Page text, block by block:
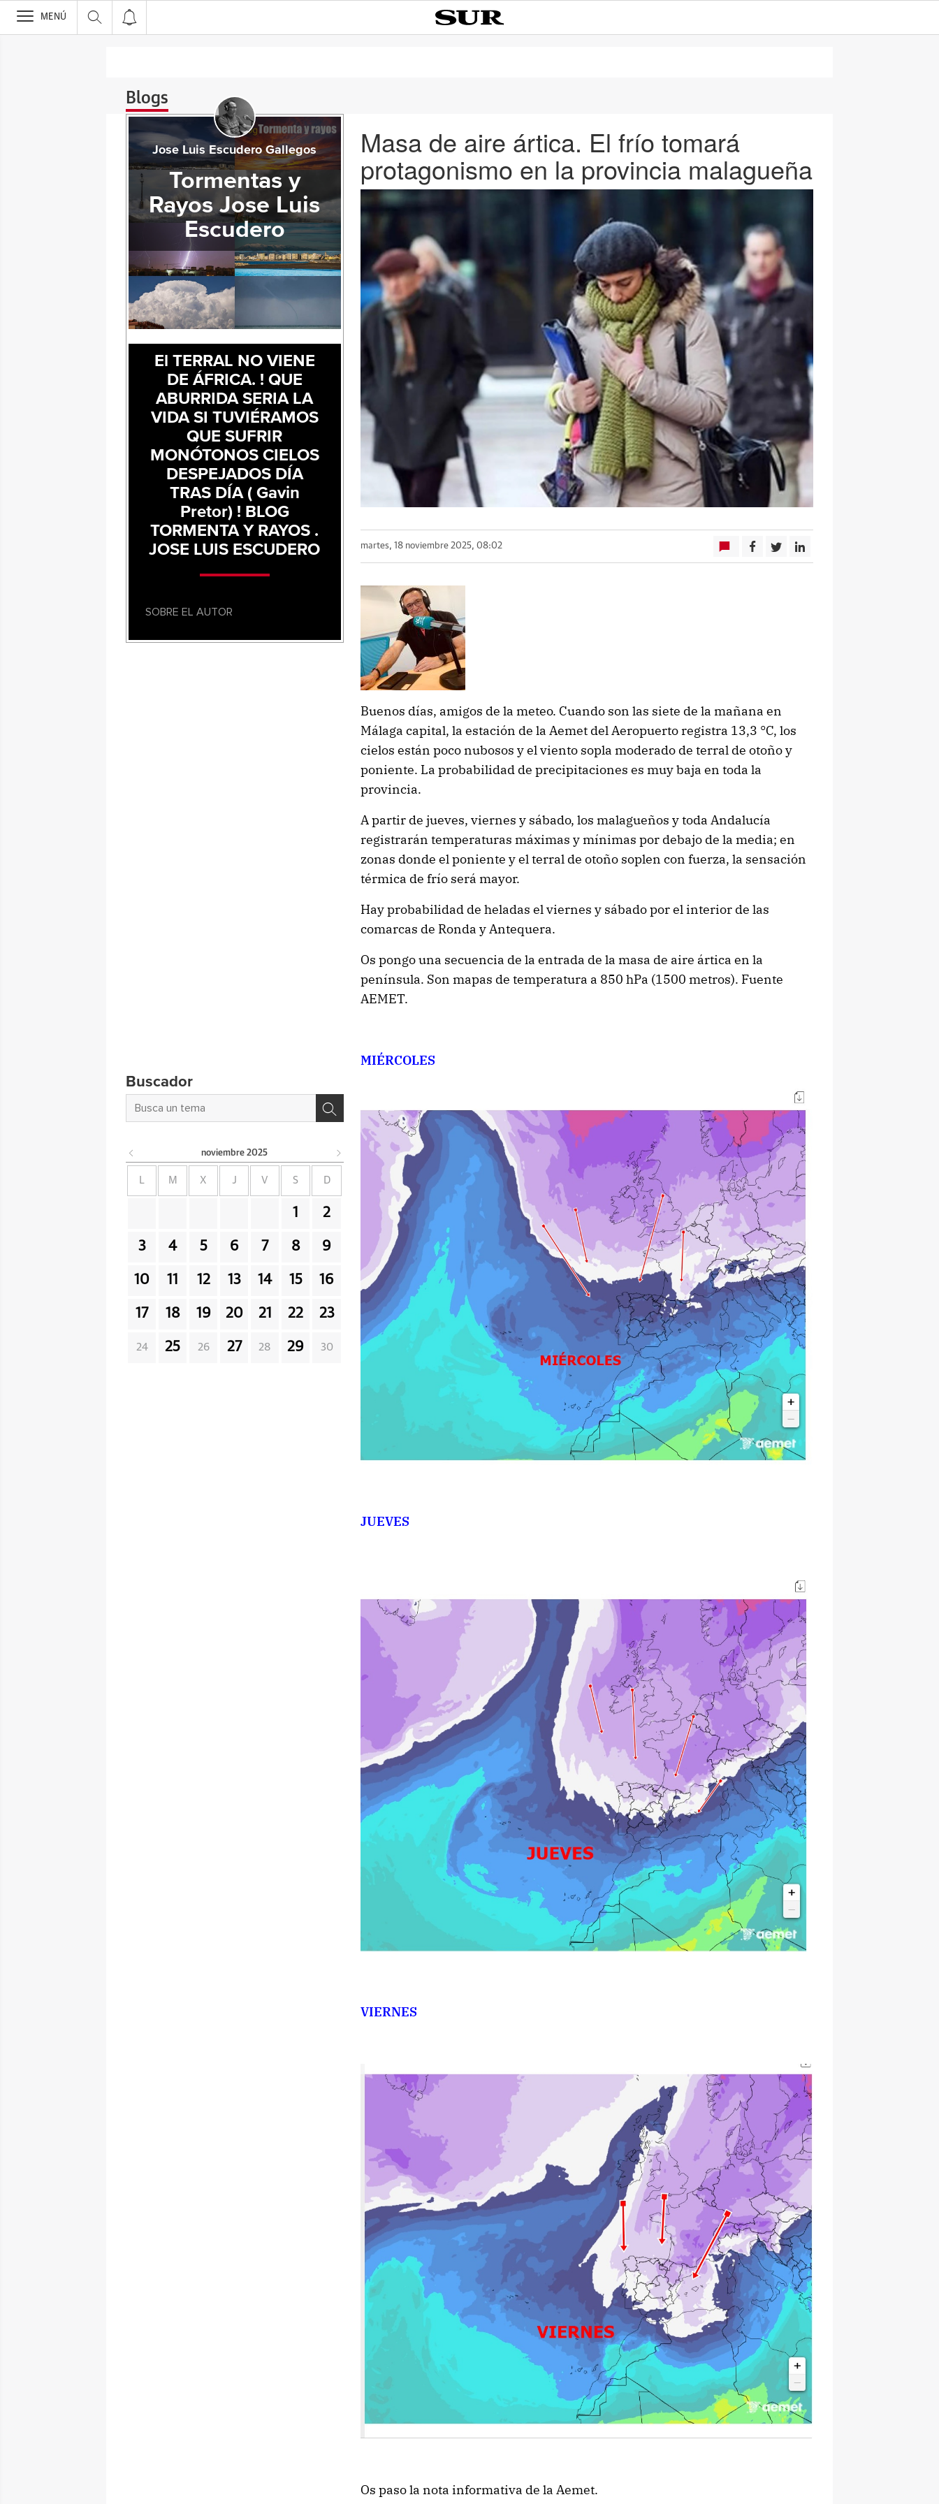
>
MENÚ
Blogs
Masa de aire ártica. El frío tomará
protagonismo en la provincia malagueña
martes, 18 noviembre 2025, 08:02
Buenos días, amigos de la meteo. Cuando son las siete de la mañana en
Málaga capital, la estación de la Aemet del Aeropuerto registra 13,3 °C, los
cielos están poco nubosos y el viento sopla moderado de terral de otoño y
poniente. La probabilidad de precipitaciones es muy baja en toda la
provincia.
A partir de jueves, viernes y sábado, los malagueños y toda Andalucía
registrarán temperaturas máximas y mínimas por debajo de la media; en
zonas donde el poniente y el terral de otoño soplen con fuerza, la sensación
térmica de frío será mayor.
Hay probabilidad de heladas el viernes y sábado por el interior de las
comarcas de Ronda y Antequera.
Os pongo una secuencia de la entrada de la masa de aire ártica en la
península. Son mapas de temperatura a 850 hPa (1500 metros). Fuente
AEMET.
MIÉRCOLES
JUEVES
VIERNES
Os paso la nota informativa de la Aemet.
Jose Luis Escudero Gallegos
Tormentas y
Rayos Jose Luis
Escudero
El TERRAL NO VIENE
DE ÁFRICA. ! QUE
ABURRIDA SERIA LA
VIDA SI TUVIÉRAMOS
QUE SUFRIR
MONÓTONOS CIELOS
DESPEJADOS DÍA
TRAS DÍA ( Gavin
Pretor) ! BLOG
TORMENTA Y RAYOS .
JOSE LUIS ESCUDERO
SOBRE EL AUTOR
Buscador
noviembre 2025
L M X J V S D
1 2
3 4 5 6 7 8 9
10 11 12 13 14 15 16
17 18 19 20 21 22 23
24 25 26 27 28 29 30